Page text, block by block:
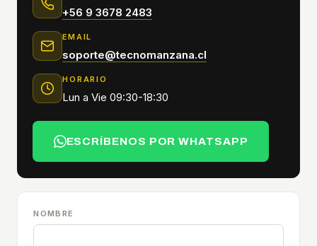
+56 9 3678 2483
EMAIL
soporte@tecnomanzana.cl
HORARIO
Lun a Vie 09:30-18:30
ESCRÍBENOS POR WHATSAPP
NOMBRE